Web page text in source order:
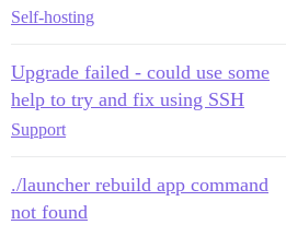
Self-hosting
Upgrade failed - could use some
help to try and fix using SSH
Support
./launcher rebuild app command
not found